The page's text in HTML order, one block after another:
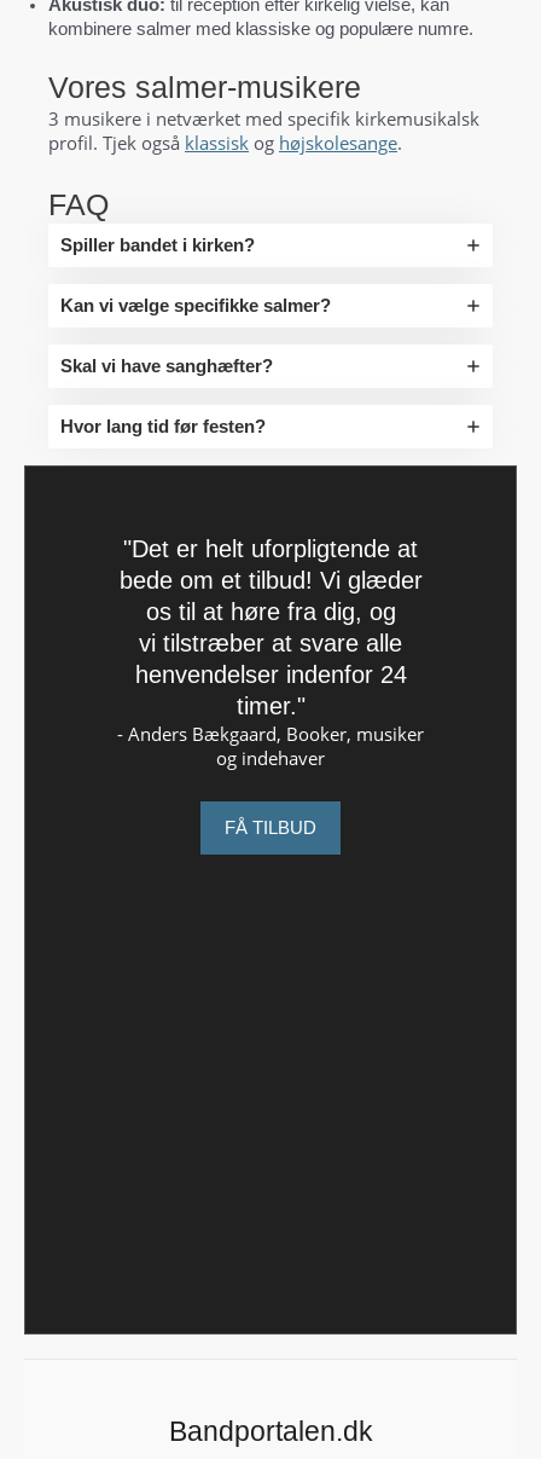
Akustisk duo: til reception efter kirkelig vielse, kan
kombinere salmer med klassiske og populære numre.
Vores salmer-musikere
3 musikere i netværket med specifik kirkemusikalsk
profil. Tjek også klassisk og højskolesange.
FAQ
Spiller bandet i kirken?
Kan vi vælge specifikke salmer?
Skal vi have sanghæfter?
Hvor lang tid før festen?
"Det er helt uforpligtende at
bede om et tilbud! Vi glæder
os til at høre fra dig, og
vi tilstræber at svare alle
henvendelser indenfor 24
timer."
- Anders Bækgaard, Booker, musiker
og indehaver
FÅ TILBUD
Bandportalen.dk